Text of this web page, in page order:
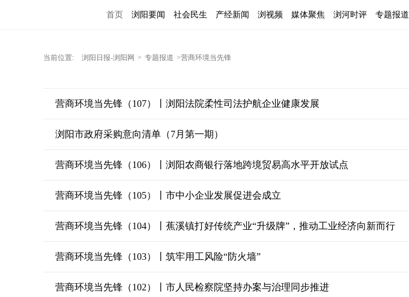
首页 浏阳要闻 社会民生 产经新闻 浏视频 媒体聚焦 浏河时评 专题报道
当前位置: 浏阳日报-浏阳网 > 专题报道 >营商环境当先锋
营商环境当先锋（107）丨浏阳法院柔性司法护航企业健康发展
浏阳市政府采购意向清单（7月第一期）
营商环境当先锋（106）丨浏阳农商银行落地跨境贸易高水平开放试点
营商环境当先锋（105）丨市中小企业发展促进会成立
营商环境当先锋（104）丨蕉溪镇打好传统产业“升级牌”，推动工业经济向新而行
营商环境当先锋（103）丨筑牢用工风险“防火墙”
营商环境当先锋（102）丨市人民检察院坚持办案与治理同步推进